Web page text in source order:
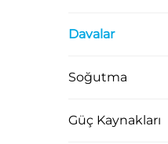
Davalar
Soğutma
Güç Kaynakları